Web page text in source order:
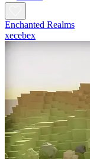
Enchanted Realms
xecebex